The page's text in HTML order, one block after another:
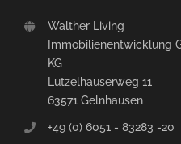
Walther Living
Immobilienentwicklung
KG
Lützelhäuserweg 11
63571 Gelnhausen
+49 (0) 6051 - 83283 -20